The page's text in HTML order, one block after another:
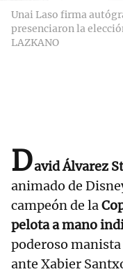
Unai Laso firma
presenciaron la
LAZKANO
David Álvarez
animado de
campeón de la
pelota a mano
poderoso
ante Xabier